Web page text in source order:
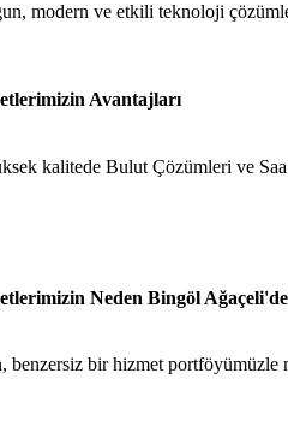
modern ve etkili teknoloji
Avantajları
kalitede Bulut Çözümleri ve
Neden Bingöl
benzersiz bir hizmet